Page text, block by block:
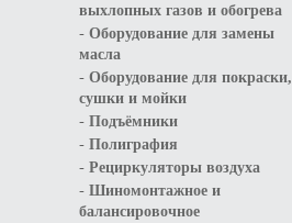
выхлопных газов и обогрева
- Оборудование для замены
масла
- Оборудование для покраски,
сушки и мойки
- Подъёмники
- Полиграфия
- Рециркуляторы воздуха
- Шиномонтажное и
балансировочное